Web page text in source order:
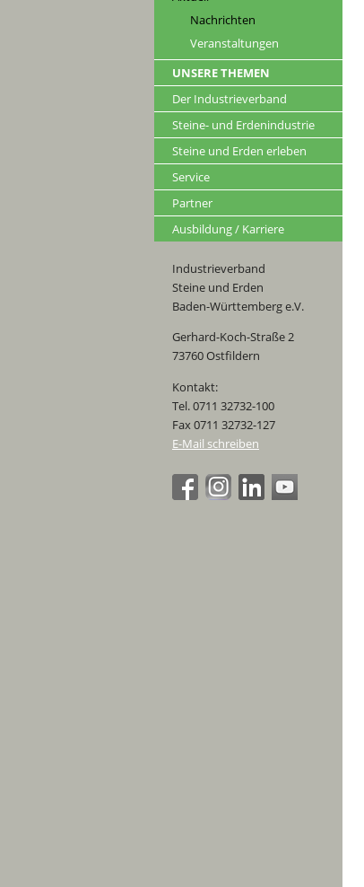
Nachrichten
Veranstaltungen
UNSERE THEMEN
Der Industrieverband
Steine- und Erdenindustrie
Steine und Erden erleben
Service
Partner
Ausbildung / Karriere
Industrieverband
Steine und Erden
Baden-Württemberg e.V.
Gerhard-Koch-Straße 2
73760 Ostfildern
Kontakt:
Tel. 0711 32732-100
Fax 0711 32732-127
E-Mail schreiben